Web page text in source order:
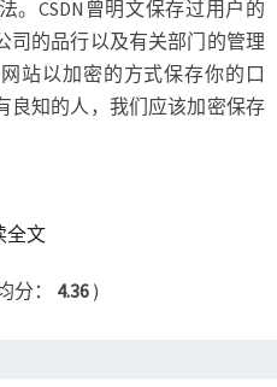
。CSDN曾明文保存过用户的
司的品行以及有关部门的管理
站以加密的方式保存你的口
良知的人，我们应该加密保存
全文READ MORE
分： 4.36 )